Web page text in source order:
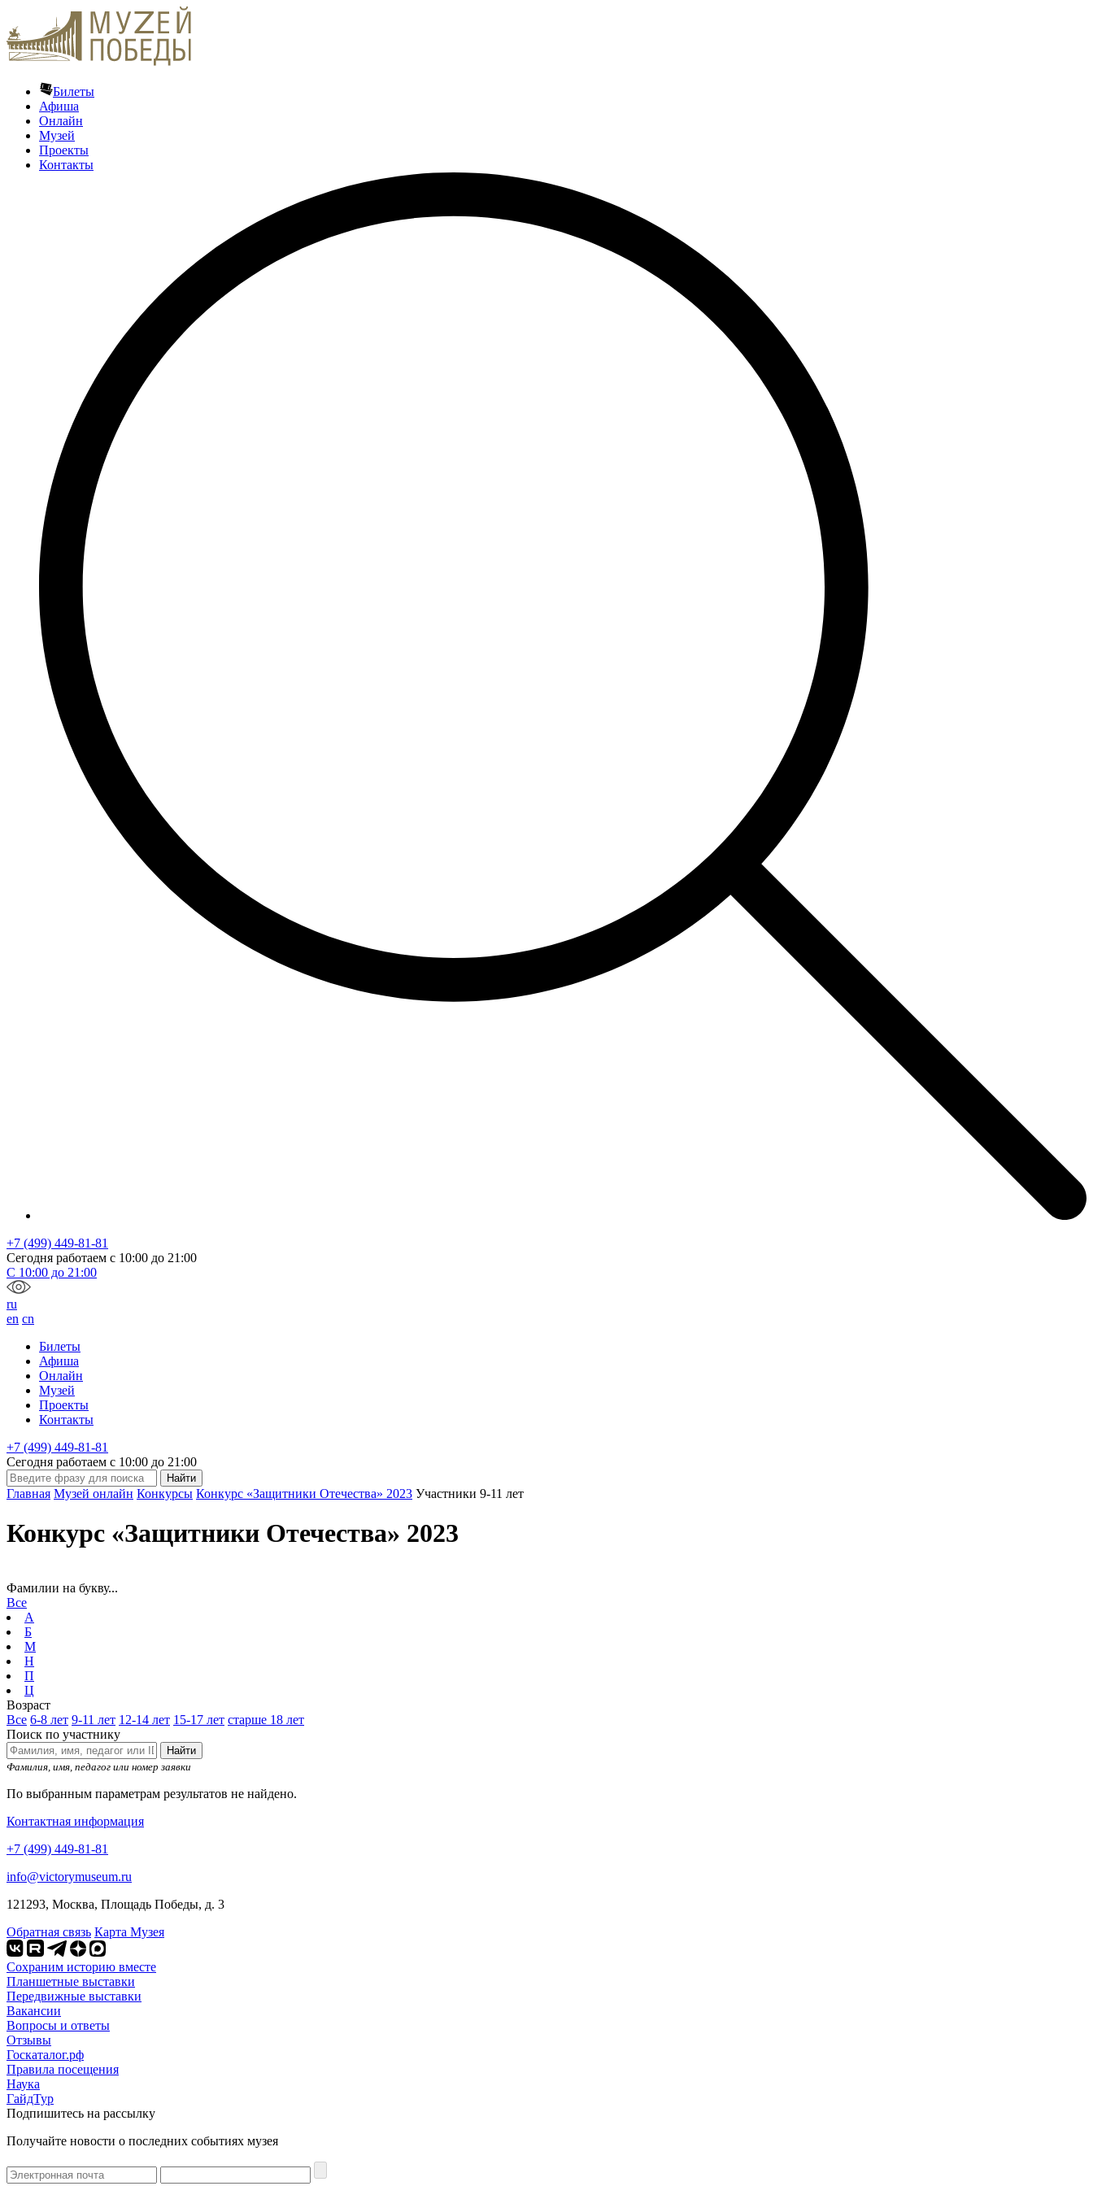
Билеты
Афиша
Онлайн
Музей
Проекты
Контакты
+7 (499) 449-81-81
Сегодня работаем с 10:00 до 21:00
С 10:00 до 21:00
ru
en cn
Билеты
Афиша
Онлайн
Музей
Проекты
Контакты
+7 (499) 449-81-81
Сегодня работаем с 10:00 до 21:00
Главная Музей онлайн Конкурсы Конкурс «Защитники Отечества» 2023 Участники 9-11 лет
Конкурс «Защитники Отечества» 2023
Фамилии на букву...
Все
А
Б
М
Н
П
Ц
Возраст
Все 6-8 лет 9-11 лет 12-14 лет 15-17 лет старше 18 лет
Поиск по участнику
Найти
Фамилия, имя, педагог или номер заявки
По выбранным параметрам результатов не найдено.
Контактная информация
+7 (499) 449-81-81
info@victorymuseum.ru
121293, Москва, Площадь Победы, д. 3
Обратная связь Карта Музея
Сохраним историю вместе
Планшетные выставки
Передвижные выставки
Вакансии
Вопросы и ответы
Отзывы
Госкаталог.рф
Правила посещения
Наука
ГайдТур
Подпишитесь на рассылку
Получайте новости о последних событиях музея